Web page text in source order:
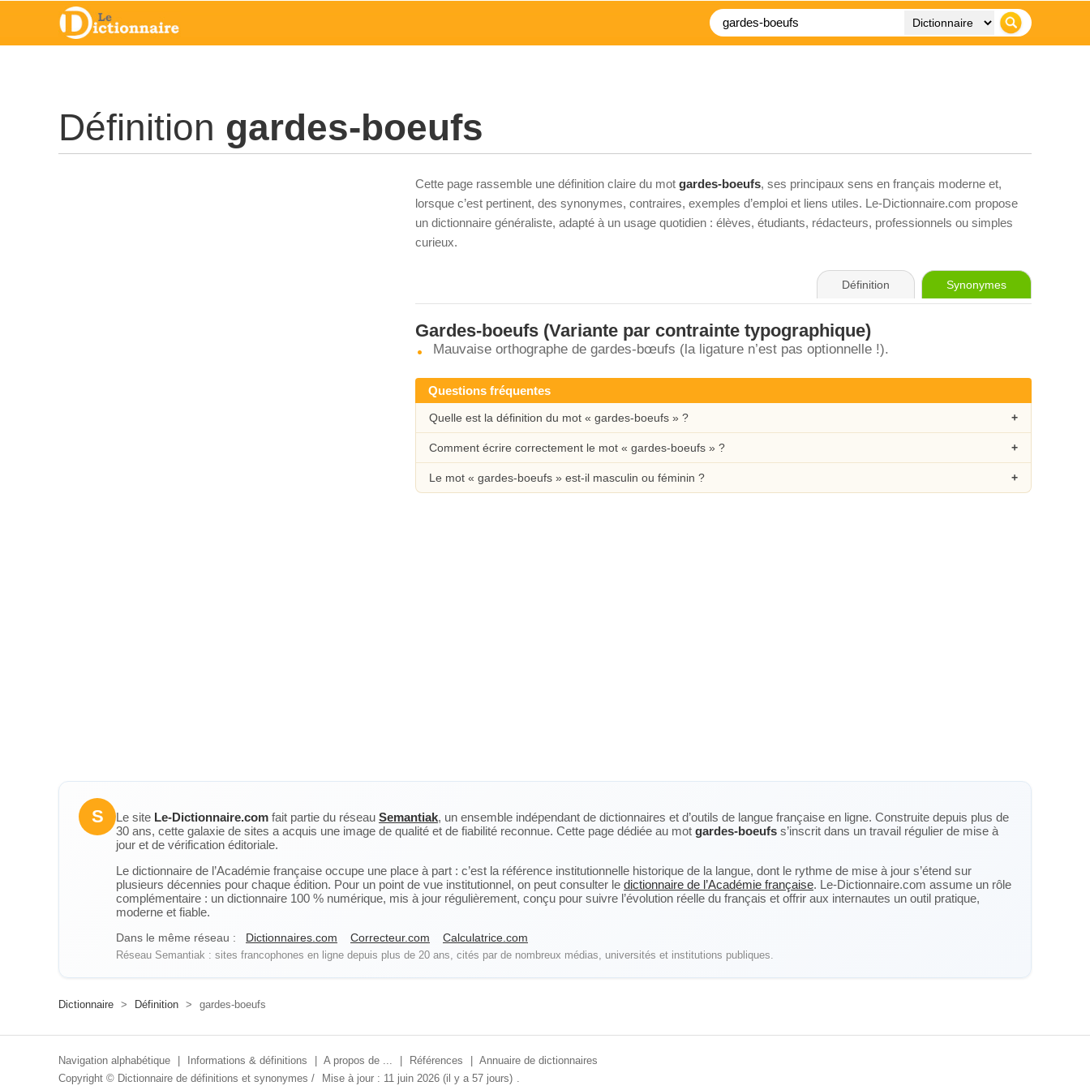
Définition gardes-boeufs
Cette page rassemble une définition claire du mot gardes-boeufs, ses principaux sens en français moderne et,
lorsque c’est pertinent, des synonymes, contraires, exemples d’emploi et liens utiles. Le-Dictionnaire.com propose
un dictionnaire généraliste, adapté à un usage quotidien : élèves, étudiants, rédacteurs, professionnels ou simples
curieux.
Définition Synonymes
Gardes-boeufs (Variante par contrainte typographique)
Mauvaise orthographe de gardes-bœufs (la ligature n’est pas optionnelle !).
Questions fréquentes
Quelle est la définition du mot « gardes-boeufs » ?
Comment écrire correctement le mot « gardes-boeufs » ?
Le mot « gardes-boeufs » est-il masculin ou féminin ?
S Le site Le-Dictionnaire.com fait partie du réseau Semantiak, un ensemble indépendant de dictionnaires et d’outils de langue française en ligne. Construite depuis plus de
30 ans, cette galaxie de sites a acquis une image de qualité et de fiabilité reconnue. Cette page dédiée au mot gardes-boeufs s’inscrit dans un travail régulier de mise à
jour et de vérification éditoriale.
Le dictionnaire de l’Académie française occupe une place à part : c’est la référence institutionnelle historique de la langue, dont le rythme de mise à jour s’étend sur
plusieurs décennies pour chaque édition. Pour un point de vue institutionnel, on peut consulter le dictionnaire de l’Académie française. Le-Dictionnaire.com assume un rôle
complémentaire : un dictionnaire 100 % numérique, mis à jour régulièrement, conçu pour suivre l’évolution réelle du français et offrir aux internautes un outil pratique,
moderne et fiable.
Dans le même réseau : Dictionnaires.com Correcteur.com Calculatrice.com
Réseau Semantiak : sites francophones en ligne depuis plus de 20 ans, cités par de nombreux médias, universités et institutions publiques.
Dictionnaire > Définition > gardes-boeufs
Navigation alphabétique Informations & définitions A propos de ... Références
Annuaire de dictionnaires
Copyright © Dictionnaire de définitions et synonymes / Mise à jour : 11 juin 2026 (il y a 57 jours) .